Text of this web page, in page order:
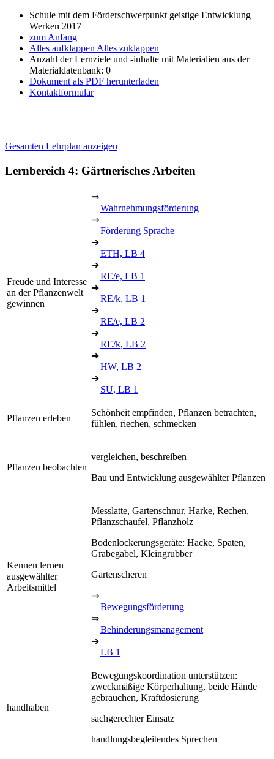
Schule mit dem Förderschwerpunkt geistige Entwicklung
Werken 2017
zum Anfang
Alles aufklappen Alles zuklappen
Anzahl der Lernziele und -inhalte mit Materialien aus der
Materialdatenbank: 0
Dokument als PDF herunterladen
Kontaktformular
Gesamten Lehrplan anzeigen
Lernbereich 4: Gärtnerisches Arbeiten
Freude und Interesse
an der Pflanzenwelt
gewinnen
⇒
Wahrnehmungsförderung
⇒
Förderung Sprache
➔
ETH, LB 4
➔
RE/e, LB 1
➔
RE/k, LB 1
➔
RE/e, LB 2
➔
RE/k, LB 2
➔
HW, LB 2
➔
SU, LB 1
Pflanzen erleben
Schönheit empfinden, Pflanzen betrachten,
fühlen, riechen, schmecken
Pflanzen beobachten
vergleichen, beschreiben
Bau und Entwicklung ausgewählter Pflanzen
Kennen lernen
ausgewählter
Arbeitsmittel
Messlatte, Gartenschnur, Harke, Rechen,
Pflanzschaufel, Pflanzholz
Bodenlockerungsgeräte: Hacke, Spaten,
Grabegabel, Kleingrubber
Gartenscheren
⇒
Bewegungsförderung
⇒
Behinderungsmanagement
➔
LB 1
handhaben
Bewegungskoordination unterstützen:
zweckmäßige Körperhaltung, beide Hände
gebrauchen, Kraftdosierung
sachgerechter Einsatz
handlungsbegleitendes Sprechen